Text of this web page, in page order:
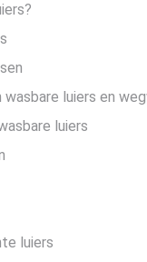
wasbare luiers en
luiers
luiers